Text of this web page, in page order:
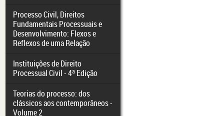
Processo Civil, Direitos
Fundamentais Processuais e
Desenvolvimento: Flexos e
Reflexos de uma Relação
Instituições de Direito
Processual Civil - 4ª Edição
Teorias do processo: dos
clássicos aos contemporâneos -
Volume 2